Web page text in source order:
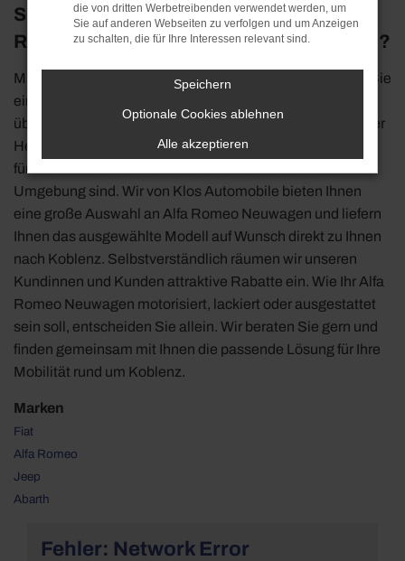
Sind Sie schon bald mit einem Alfa
Romeo Neuwagen in Koblenz unterwegs?
Mit einem Alfa Romeo Neuwagen in Koblenz verbinden Sie
einen enormen Anspruch an Qualität mit Effizienz und
überzeugendem Design. Seit vielen Jahrzehnten steht der
Hersteller für erstklassige Fahrzeuge, die wie geschaffen
für den Stadtverkehr von Koblenz und Fahrten in der
Umgebung sind. Wir von Klos Automobile bieten Ihnen
eine große Auswahl an Alfa Romeo Neuwagen und liefern
Ihnen das ausgewählte Modell auf Wunsch direkt zu Ihnen
nach Koblenz. Selbstverständlich räumen wir unseren
Kundinnen und Kunden attraktive Rabatte ein. Wie Ihr Alfa
Romeo Neuwagen motorisiert, lackiert oder ausgestattet
sein soll, entscheiden Sie allein. Wir beraten Sie gern und
finden gemeinsam mit Ihnen die passende Lösung für Ihre
Mobilität rund um Koblenz.
Marken
Fiat
Alfa Romeo
Jeep
Abarth
Fehler: Network Error
die von dritten Werbetreibenden verwendet werden, um
Sie auf anderen Webseiten zu verfolgen und um Anzeigen
zu schalten, die für Ihre Interessen relevant sind.
Speichern
Optionale Cookies ablehnen
Alle akzeptieren